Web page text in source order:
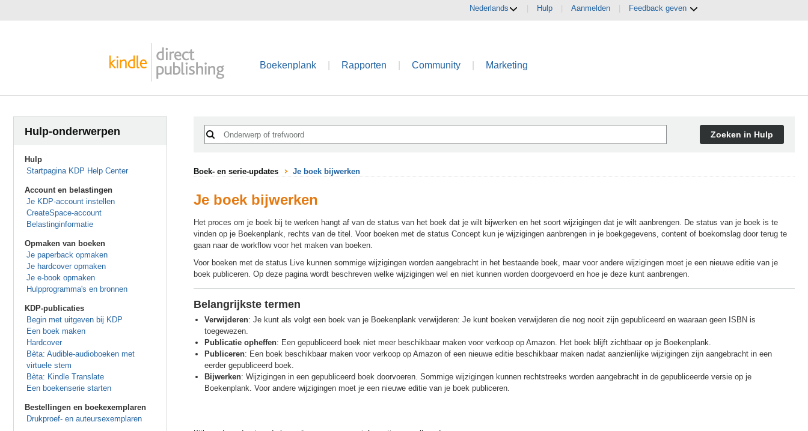
Nederlands Hulp Aanmelden Feedback geven
Boekenplank Rapporten Community Marketing
Hulp-onderwerpen
Hulp
Startpagina KDP Help Center
Account en belastingen
Je KDP-account instellen
CreateSpace-account
Belastinginformatie
Opmaken van boeken
Je paperback opmaken
Je hardcover opmaken
Je e-book opmaken
Hulpprogramma's en bronnen
KDP-publicaties
Begin met uitgeven bij KDP
Een boek maken
Hardcover
Bèta: Audible-audioboeken met
virtuele stem
Bèta: Kindle Translate
Een boekenserie starten
Bestellingen en boekexemplaren
Drukproef- en auteursexemplaren
Zoeken in Hulp
Boek- en serie-updates Je boek bijwerken
Je boek bijwerken
Het proces om je boek bij te werken hangt af van de status van het boek dat je wilt bijwerken en het soort wijzigingen dat je wilt aanbrengen. De status van je boek is te
vinden op je Boekenplank, rechts van de titel. Voor boeken met de status Concept kun je wijzigingen aanbrengen in je boekgegevens, content of boekomslag door terug te
gaan naar de workflow voor het maken van boeken.
Voor boeken met de status Live kunnen sommige wijzigingen worden aangebracht in het bestaande boek, maar voor andere wijzigingen moet je een nieuwe editie van je
boek publiceren. Op deze pagina wordt beschreven welke wijzigingen wel en niet kunnen worden doorgevoerd en hoe je deze kunt aanbrengen.
Belangrijkste termen
Verwijderen: Je kunt als volgt een boek van je Boekenplank verwijderen: Je kunt boeken verwijderen die nog nooit zijn gepubliceerd en waaraan geen ISBN is
toegewezen.
Publicatie opheffen: Een gepubliceerd boek niet meer beschikbaar maken voor verkoop op Amazon. Het boek blijft zichtbaar op je Boekenplank.
Publiceren: Een boek beschikbaar maken voor verkoop op Amazon of een nieuwe editie beschikbaar maken nadat aanzienlijke wijzigingen zijn aangebracht in een
eerder gepubliceerd boek.
Bijwerken: Wijzigingen in een gepubliceerd boek doorvoeren. Sommige wijzigingen kunnen rechtstreeks worden aangebracht in de gepubliceerde versie op je
Boekenplank. Voor andere wijzigingen moet je een nieuwe editie van je boek publiceren.